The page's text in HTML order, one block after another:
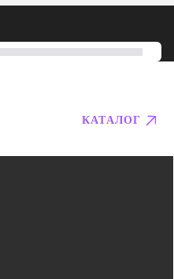
КАТАЛОГ